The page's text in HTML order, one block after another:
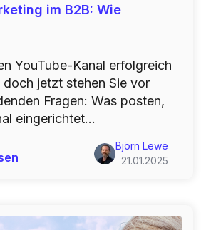
im B2B: Wie
Björn Lewe
21.01.2025
YouTube-Kanal erfolgreich
doch jetzt stehen Sie vor
Fragen: Was posten,
eingerichtet...